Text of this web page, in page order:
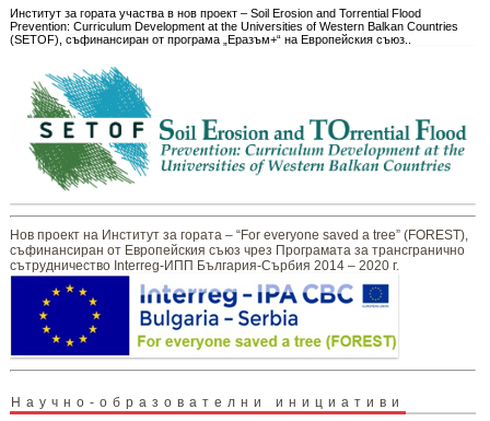
Институт за гората участва в нов проект – Soil Erosion and Torrential Flood
Prevention: Curriculum Development at the Universities of Western Balkan Countries
(SETOF), съфинансиран от програма „Еразъм+“ на Европейския съюз..
Нов проект на Институт за гората – “For everyone saved a tree” (FOREST),
съфинансиран от Европейския съюз чрез Програмата за трансгранично
сътрудничество Interreg-ИПП България-Сърбия 2014 – 2020 г.
Научно-образователни инициативи